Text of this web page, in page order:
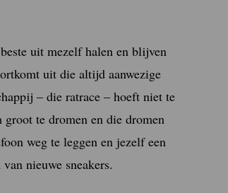
uit mezelf halen en blijven
uit die altijd aanwezige
– die ratrace – hoeft niet te
te dromen en die dromen
weg te leggen en jezelf een
nieuwe sneakers.